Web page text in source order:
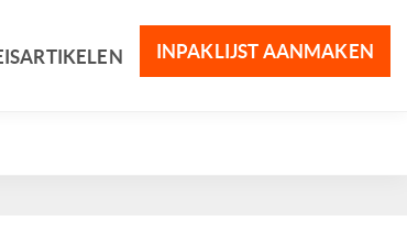
INPAKLIJST AANMAKEN